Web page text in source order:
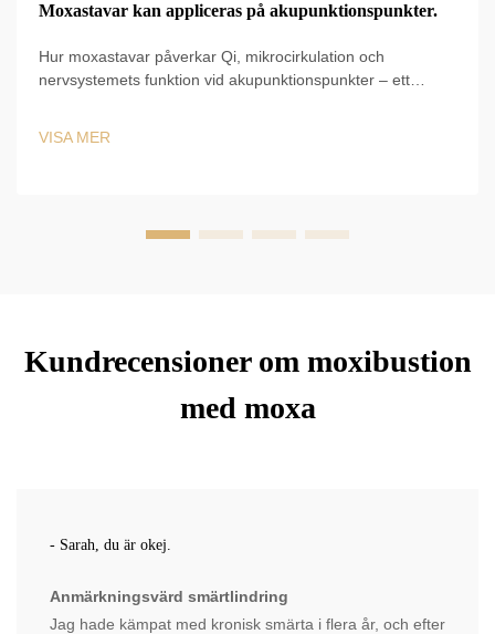
Moxastavar kan appliceras på akupunktionspunkter.
Hur moxastavar påverkar Qi, mikrocirkulation och
nervsystemets funktion vid akupunktionspunkter – ett
VISA MER
Kundrecensioner om moxibustion
med moxa
- Sarah, du är okej.
Anmärkningsvärd smärtlindring
Jag hade kämpat med kronisk smärta i flera år, och efter